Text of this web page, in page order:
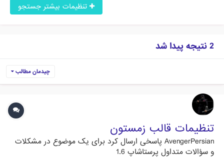
تنظیمات بیشتر جستجو
2 نتیجه پیدا شد
چیدمان مطالب
تنظیمات قالب زمستون
AvengerPersian پاسخی ارسال کرد برای یک موضوع در مشکلات
و سؤالات متداول پرستاشاپ 1.6